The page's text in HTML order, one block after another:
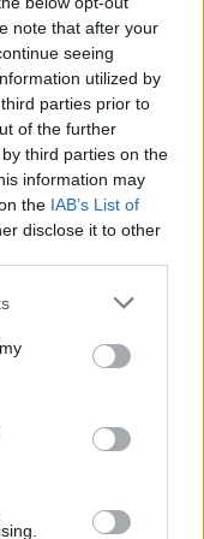
note that after your
seeing
utilized by
parties prior to
of the further
third parties on the
information may
the IAB’s List of
disclose it to other
for Spain|Esim